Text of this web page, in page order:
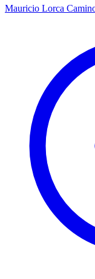
Mauricio Lorca